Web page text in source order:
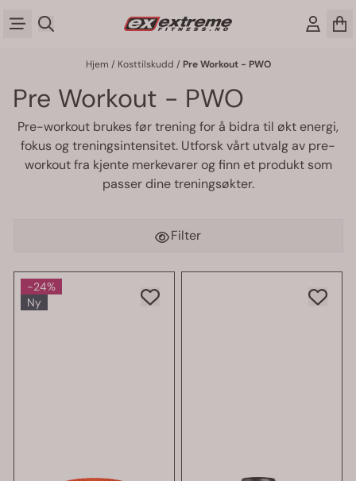
Hopp til innhold
Hjem / Kosttilskudd / Pre Workout - PWO
Pre Workout - PWO
Pre-workout brukes før trening for å bidra til økt energi,
fokus og treningsintensitet. Utforsk vårt utvalg av pre-
workout fra kjente merkevarer og finn et produkt som
passer dine treningsøkter.
Filter
-24%
Ny